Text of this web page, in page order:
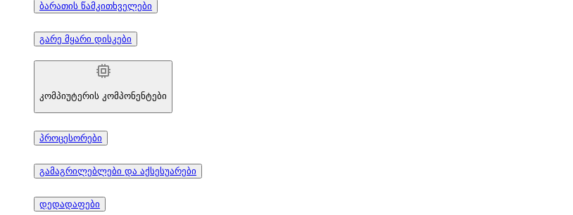
ბარათის წამკითხველები
გარე მყარი დისკები
კომპიუტერის კომპონენტები
პროცესორები
გამაგრილებლები და აქსესუარები
დედადაფები